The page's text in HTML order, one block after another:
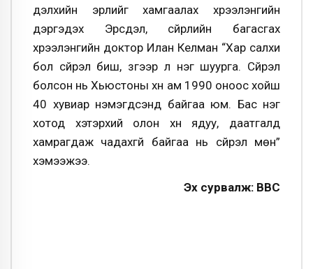
дэлхийн эрүүлийг хамгаалах хүрээлэнгийн
дэргэдэх Эрсдэл, сүйрлийн багасгах
хүрээлэнгийн доктор Илан Келман “Хар салхи
бол сүйрэл биш, зүгээр л нэг шуурга. Сүйрэл
болсон нь Хьюстоны хүн ам 1990 оноос хойш
40 хувиар нэмэгдсэнд байгаа юм. Бас нэг
хотод хэтэрхий олон хүн ядуу, даатгалд
хамрагдаж чадахгүй байгаа нь сүйрэл мөн”
хэмээжээ.
Эх сурвалж: ВВС